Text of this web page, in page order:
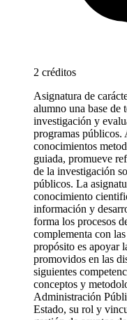
2 créditos
Asignatura de
alumno una base de
investigación y
programas públicos.
conocimientos
guiada, promueve
de la investigación
públicos. La
conocimiento
información y
forma los procesos
complementa con
propósito es apoyar
promovidos en las
siguientes
conceptos y
Administración
Estado, su rol y